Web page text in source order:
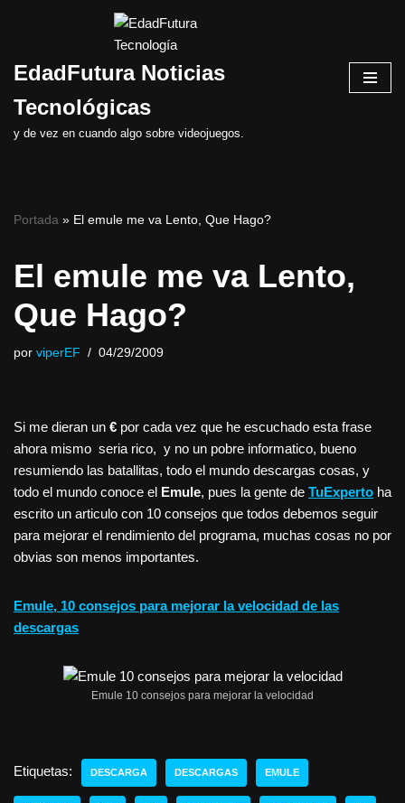
al
EdadFutura Noticias
Tecnológicas
y de vez en cuando algo sobre videojuegos.
Portada » El emule me va Lento, Que Hago?
El emule me va Lento,
Que Hago?
por viperEF 04/29/2009
Si me dieran un € por cada vez que he escuchado esta frase
ahora mismo seria rico, y no un pobre informatico, bueno
resumiendo las batallitas, todo el mundo descargas cosas, y
todo el mundo conoce el Emule, pues la gente de TuExperto ha
escrito un articulo con 10 consejos que todos debemos seguir
para mejorar el rendimiento del programa, muchas cosas no por
obvias son menos importantes.
Emule, 10 consejos para mejorar la velocidad de las
descargas
Emule 10 consejos para mejorar la velocidad
Etiquetas: DESCARGA DESCARGAS EMULE